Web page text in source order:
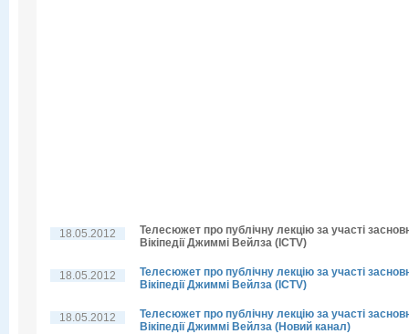
18.05.2012
Телесюжет про публічну лекцію за участі
Вікіпедії Джиммі Вейлза (ICTV)
18.05.2012
Телесюжет про публічну лекцію за участі
Вікіпедії Джиммі Вейлза (ICTV)
18.05.2012
Телесюжет про публічну лекцію за участі
Вікіпедії Джиммі Вейлза (Новий канал)